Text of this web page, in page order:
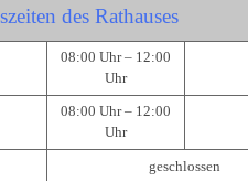
des Rathauses
08:00 Uhr – 12:00
Uhr
08:00 Uhr – 12:00
Uhr
geschlossen